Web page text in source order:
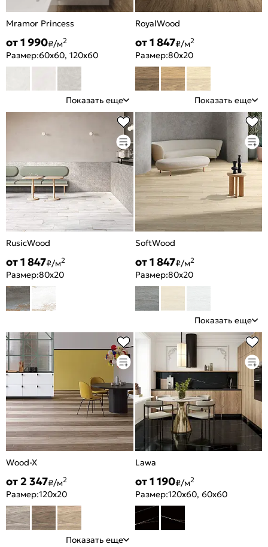
Mramor Princess
от 1 990₽/м2
Размер:60x60, 120x60
Показать еще
RoyalWood
от 1 847₽/м2
Размер:80x20
Показать еще
RusicWood
от 1 847₽/м2
Размер:80x20
SoftWood
от 1 847₽/м2
Размер:80x20
Показать еще
Wood-X
от 2 347₽/м2
Размер:120x20
Показать еще
Lawa
от 1 190₽/м2
Размер:120x60, 60x60